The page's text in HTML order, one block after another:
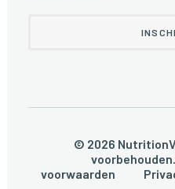
© 2026
voorwaarden